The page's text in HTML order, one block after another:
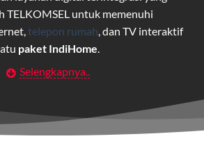
TELKOMSEL untuk memenuhi
telepon rumah , dan TV interaktif
paket IndiHome
ini dirancang untuk
yang membutuhkan konektivitas dan
tinggi.
Selengkapnya..